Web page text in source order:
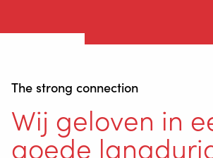
The strong connection
Wij geloven in
goede